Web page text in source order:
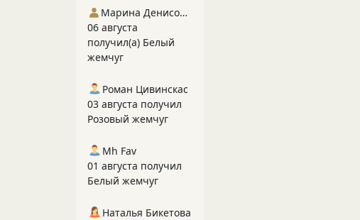
Марина Денисова 5
06 августа
получил(а) Белый
жемчуг
Роман Цивинскас
03 августа получил
Розовый жемчуг
Mh Fav
01 августа получил
Белый жемчуг
Наталья Бикетова